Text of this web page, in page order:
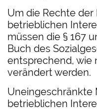
Um die Rechte
betrieblichen
müssen die § 167
Buch des
entsprechend, wie
verändert werden.
Uneingeschränkte
betrieblichen